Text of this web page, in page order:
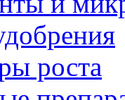
роста